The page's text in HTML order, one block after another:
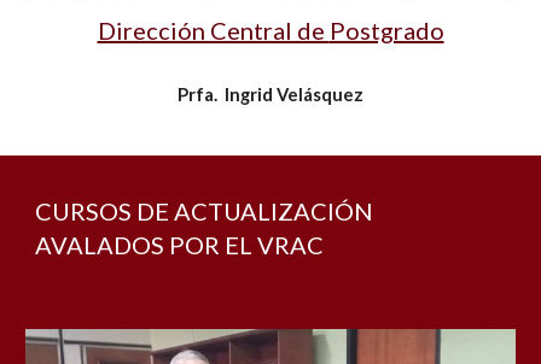
Dirección Central de Postgrado
Prfa. Ingrid Velásquez
CURSOS DE ACTUALIZACIÓN
AVALADOS POR EL VRAC